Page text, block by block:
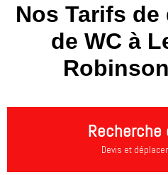
Nos Tarifs
de WC à
Recherche
Devis et